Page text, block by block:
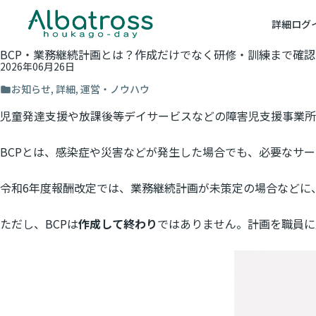
詳細ログ
BCP・業務継続計画とは？作成だけでなく研修・訓練まで確
2026年06月26日
お知らせ, 詳細, 運営・ノウハウ
児童発達支援や放課後等デイサービスなどの障害児支援事業
BCPとは、感染症や災害などが発生した場合でも、必要なサ
令和6年度報酬改定では、業務継続計画が未策定の場合などに
ただし、BCPは作成して終わりではありません。計画を職員